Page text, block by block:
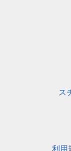
ス
利用